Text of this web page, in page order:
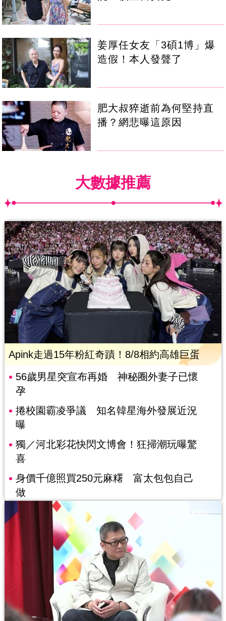
姜厚任女友「3碩1博」爆
造假！本人發聲了
肥大叔猝逝前為何堅持直
播？網悲曝這原因
大數據推薦
Apink走過15年粉紅奇蹟！8/8相約高雄巨蛋
56歲男星突宣布再婚 神秘圈外妻子已懷
孕
捲校園霸凌爭議 知名韓星海外發展近況
曝
獨／河北彩花快閃文博會！狂掃潮玩曝驚
喜
身價千億照買250元麻糬 富太包包自己
做